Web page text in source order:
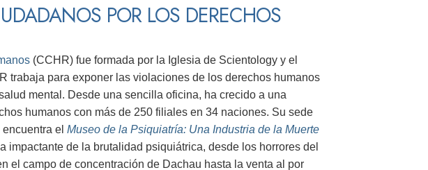
POR LOS DERECHOS
(CCHR) fue formada por la Iglesia de Scientology y el
trabaja para exponer las violaciones de los derechos humanos
mental. Desde una sencilla oficina, ha crecido a una
humanos con más de 250 filiales en 34 naciones. Su sede
el Museo de la Psiquiatría: Una Industria de la Muerte
de la brutalidad psiquiátrica, desde los horrores del
el campo de concentración de Dachau hasta la venta al por